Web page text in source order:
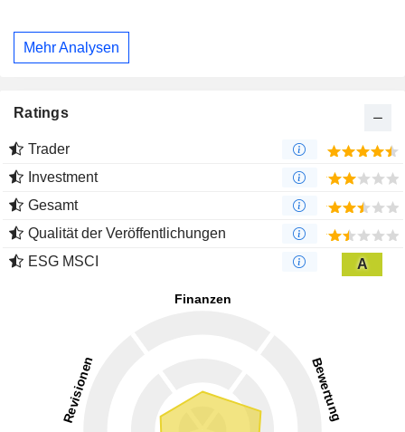
Mehr Analysen
Ratings
Trader
Investment
Gesamt
Qualität der Veröffentlichungen
ESG MSCI
A